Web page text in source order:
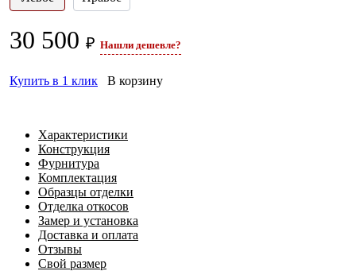
30 500 ₽ Нашли дешевле?
Купить в 1 клик В корзину
Характеристики
Конструкция
Фурнитура
Комплектация
Образцы отделки
Отделка откосов
Замер и установка
Доставка и оплата
Отзывы
Свой размер